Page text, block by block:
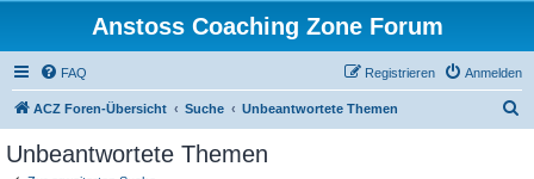
Anstoss Coaching Zone Forum
FAQ Anmelden
Registrieren
ACZ Foren-Übersicht Suche Unbeantwortete Themen
Unbeantwortete Themen